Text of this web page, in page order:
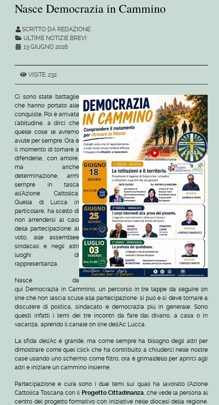
Nasce Democrazia in Cammino
SCRITTO DA REDAZIONE
ULTIME NOTIZIE BREVI
13 GIUGNO 2026
VISITE: 232
Ci sono state battaglie
che hanno portato alle
conquiste. Poi è arrivata
l'abitudine, a dirci che
quelle cose le avremo
avute per sempre. Ora è
il momento di tornare a
difenderle, con amore,
ma anche
determinazione, armi
sempre in tasca
all'Azione Cattolica.
Quella di Lucca in
particolare, ha scelto di
non arrendersi al calo
della partecipazione: al
voto, alle assemblee
sindacali e negli altri
luoghi di
rappresentanza.
Nasce da
qui Democrazia in Cammino, un percorso in tre tappe da seguire on
line che non lascia scuse alla partecipazione: si può e si deve tornare a
discutere di politica, sindacato e democrazia più in generale. Sono
questi infatti i temi dei tre incontri da fare dal divano, a casa o in
vacanza, aprendo il canale on line dell'Ac Lucca.
La sfida dell'Ac è grande, ma come sempre ha bisogno degli altri per
dimostrare come quel click che ha contribuito a chiuderci nelle nostre
case usando uno schermo come filtro, ora è grimaldello per aprirci agli
altri e iniziare un cammino insieme.
Partecipazione e cura sono i due temi sui quali ha lavorato l'Azione
Cattolica Toscana con il Progetto Cittadinanza, che vede la persona al
centro del progetto formativo con iniziative nelle diocesi della regione.